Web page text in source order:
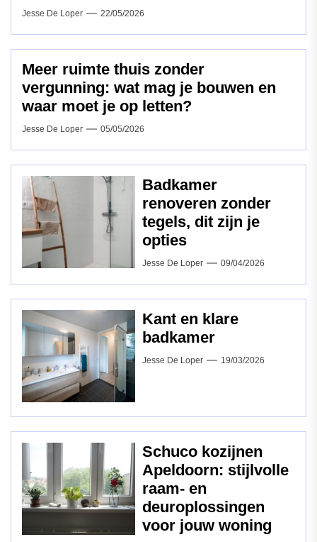
Jesse De Loper 22/05/2026
Meer ruimte thuis zonder
vergunning: wat mag je bouwen en
waar moet je op letten?
Jesse De Loper 05/05/2026
Badkamer
renoveren zonder
tegels, dit zijn je
opties
Jesse De Loper 09/04/2026
Kant en klare
badkamer
Jesse De Loper 19/03/2026
Schuco kozijnen
Apeldoorn: stijlvolle
raam‑ en
deuroplossingen
voor jouw woning